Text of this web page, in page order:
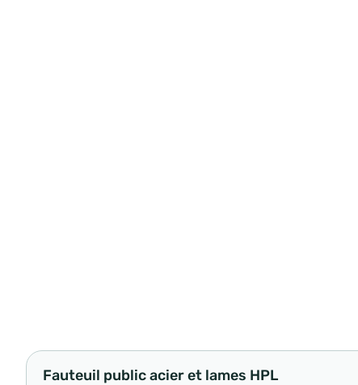
Fauteuil public acier et lames HPL